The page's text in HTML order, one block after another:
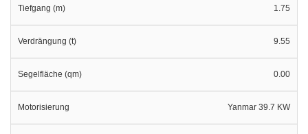
Tiefgang (m) 1.75
Verdrängung (t) 9.55
Segelfläche (qm) 0.00
Motorisierung Yanmar 39.7 KW